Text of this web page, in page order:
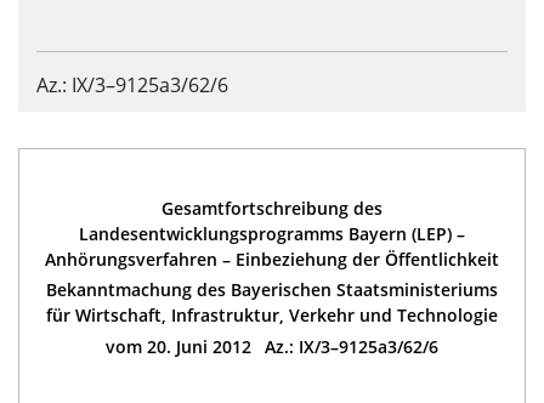
Az.: IX/3–9125a3/62/6
Gesamtfortschreibung des
Landesentwicklungsprogramms Bayern (LEP) –
Anhörungsverfahren – Einbeziehung der Öffentlichkeit
Bekanntmachung des Bayerischen Staatsministeriums
für Wirtschaft, Infrastruktur, Verkehr und Technologie
vom 20. Juni 2012 Az.: IX/3–9125a3/62/6